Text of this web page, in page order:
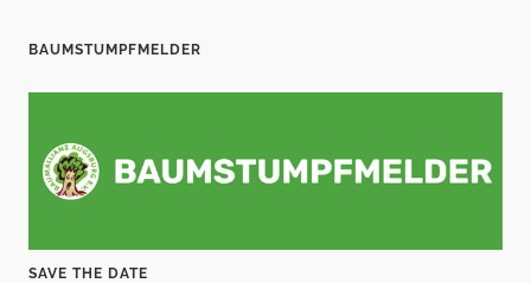
BAUMSTUMPFMELDER
SAVE THE DATE